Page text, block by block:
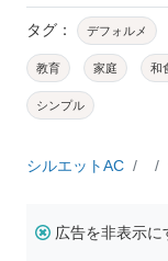
タグ： デフォルメ
教育 家庭 和
シンプル
シルエットAC
広告を非表示に